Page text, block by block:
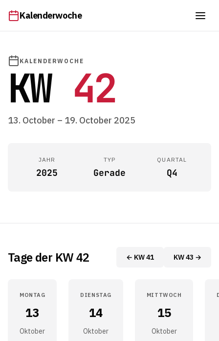
Kalenderwoche
KALENDERWOCHE
KW 42
13. October – 19. October 2025
JAHR
2025
TYP
Gerade
QUARTAL
Q4
Tage der KW 42 ← KW 41 KW 43 →
MONTAG
13
Oktober
DIENSTAG
14
Oktober
MITTWOCH
15
Oktober